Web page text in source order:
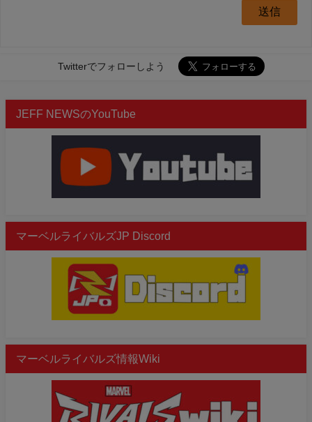
Twitterでフォローしよう
JEFF NEWSのYouTube
マーベルライバルズJP Discord
マーベルライバルズ情報Wiki